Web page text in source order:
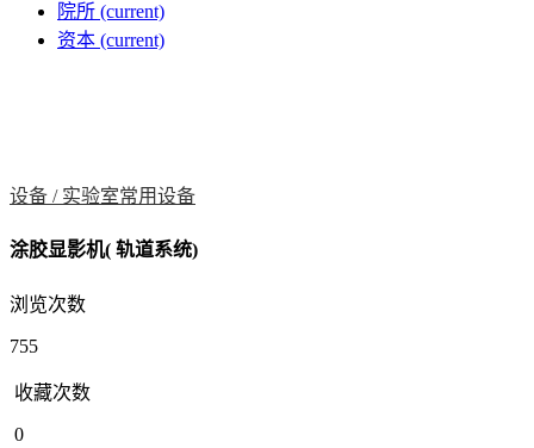
院所 (current)
资本 (current)
设备 / 实验室常用设备
涂胶显影机( 轨道系统)
浏览次数
755
收藏次数
0